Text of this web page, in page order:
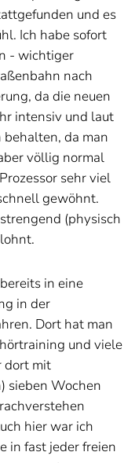
und es
Ich habe sofort
- wichtiger
nach
da die neuen
intensiv und laut
da man
völlig normal
sehr viel
gewöhnt.
(physisch
in eine
in der
Dort hat man
und viele
dort mit
sieben Wochen
hier war ich
in fast jeder freien